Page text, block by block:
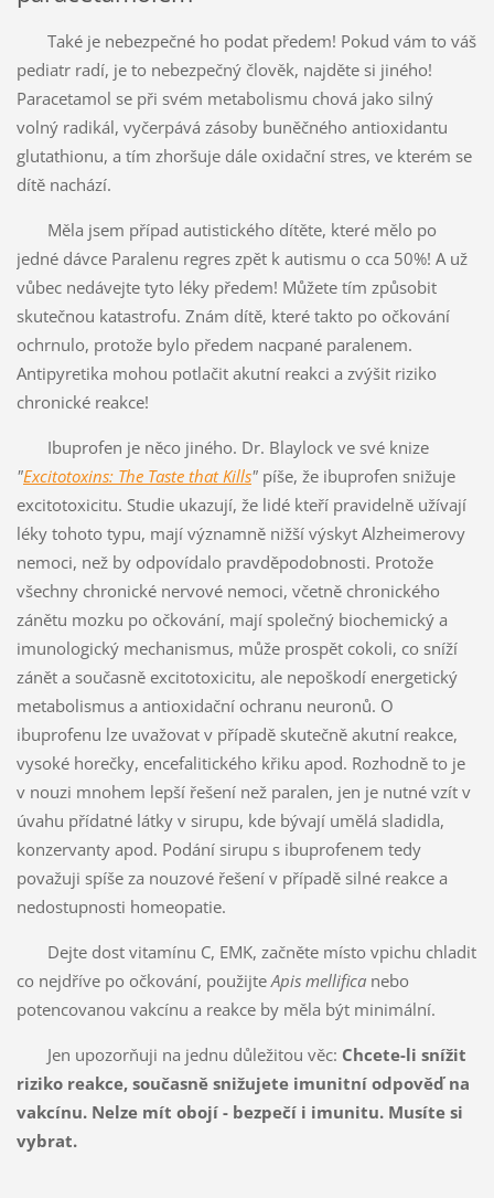
Také je nebezpečné ho podat předem! Pokud vám to váš
pediatr radí, je to nebezpečný člověk, najděte si jiného!
Paracetamol se při svém metabolismu chová jako silný
volný radikál, vyčerpává zásoby buněčného antioxidantu
glutathionu, a tím zhoršuje dále oxidační stres, ve kterém se
dítě nachází.
Měla jsem případ autistického dítěte, které mělo po
jedné dávce Paralenu regres zpět k autismu o cca 50%! A už
vůbec nedávejte tyto léky předem! Můžete tím způsobit
skutečnou katastrofu. Znám dítě, které takto po očkování
ochrnulo, protože bylo předem nacpané paralenem.
Antipyretika mohou potlačit akutní reakci a zvýšit riziko
chronické reakce!
Ibuprofen je něco jiného. Dr. Blaylock ve své knize
"Excitotoxins: The Taste that Kills"píše, že ibuprofen snižuje
excitotoxicitu. Studie ukazují, že lidé kteří pravidelně užívají
léky tohoto typu, mají významně nižší výskyt Alzheimerovy
nemoci, než by odpovídalo pravděpodobnosti. Protože
všechny chronické nervové nemoci, včetně chronického
zánětu mozku po očkování, mají společný biochemický a
imunologický mechanismus, může prospět cokoli, co sníží
zánět a současně excitotoxicitu, ale nepoškodí energetický
metabolismus a antioxidační ochranu neuronů. O
ibuprofenu lze uvažovat v případě skutečně akutní reakce,
vysoké horečky, encefalitického křiku apod. Rozhodně to je
v nouzi mnohem lepší řešení než paralen, jen je nutné vzít v
úvahu přídatné látky v sirupu, kde bývají umělá sladidla,
konzervanty apod. Podání sirupu s ibuprofenem tedy
považuji spíše za nouzové řešení v případě silné reakce a
nedostupnosti homeopatie.
Dejte dost vitamínu C, EMK, začněte místo vpichu chladit
co nejdříve po očkování, použijte Apis mellifica nebo
potencovanou vakcínu a reakce by měla být minimální.
Jen upozorňuji na jednu důležitou věc: Chcete-li snížit
riziko reakce, současně snižujete imunitní odpověď na
vakcínu. Nelze mít obojí - bezpečí i imunitu. Musíte si
vybrat.